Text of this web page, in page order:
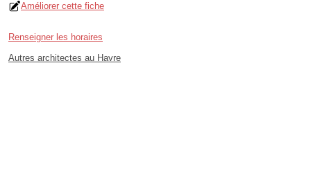
Améliorer cette fiche
Renseigner les horaires
Autres architectes au Havre